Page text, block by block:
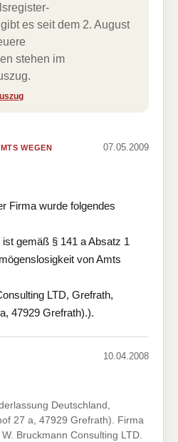
es seit dem 2. August
stehen im
WEGEN 07.05.2009
Firma wurde folgendes
gemäß § 141 a Absatz 1
von Amts
LTD, Grefrath,
47929 Grefrath).).
10.04.2008
Deutschland,
27 a, 47929 Grefrath). Firma
Bruckmann Consulting LTD.